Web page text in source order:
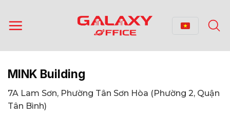
qua
nội
MINK Building
7A Lam Sơn, Phường Tân Sơn Hòa (Phường 2, Quận
Tân Bình)